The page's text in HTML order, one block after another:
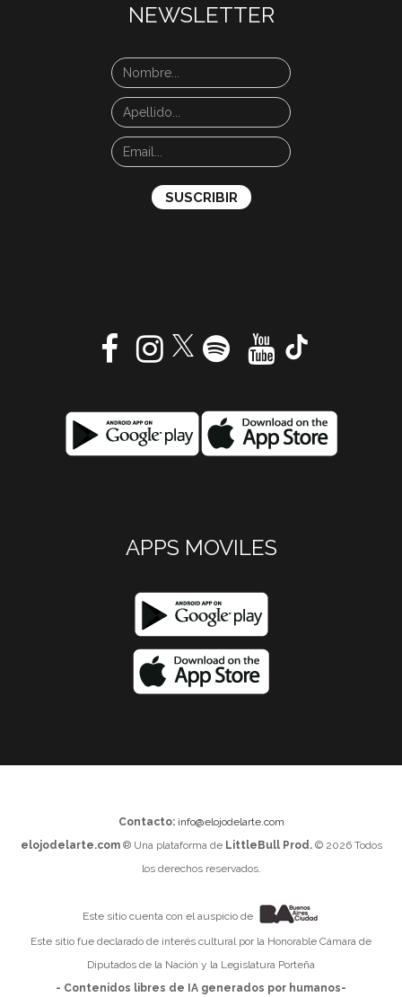
NEWSLETTER
APPS MOVILES
Contacto: info@elojodelarte.com
elojodelarte.com® Una plataforma de LittleBull Prod.© 2026 Todos
los derechos reservados.
Este sitio cuenta con el auspicio de
Este sitio fue declarado de interés cultural por la Honorable Cámara de
Diputados de la Nación y la Legislatura Porteña
- Contenidos libres de IA generados por humanos-